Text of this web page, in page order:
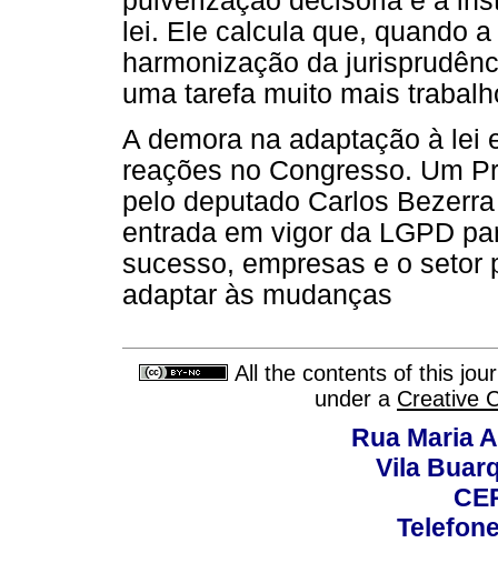
lei. Ele calcula que, quando
harmonização da
uma tarefa muito mais
A demora na adaptação à lei
reações no Congresso. Um
pelo deputado Carlos
entrada em vigor da LGPD
sucesso, empresas e o setor
adaptar às mudanças
All the contents of this
under a Creative
Rua Maria
Vila